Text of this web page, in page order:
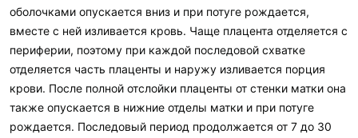
оболочками опускается вниз и при потуге рождается,
вместе с ней изливается кровь. Чаще плацента отделяется с
периферии, поэтому при каждой последовой схватке
отделяется часть плаценты и наружу изливается порция
крови. После полной отслойки плаценты от стенки матки она
также опускается в нижние отделы матки и при потуге
рождается. Последовый период продолжается от 7 до 30